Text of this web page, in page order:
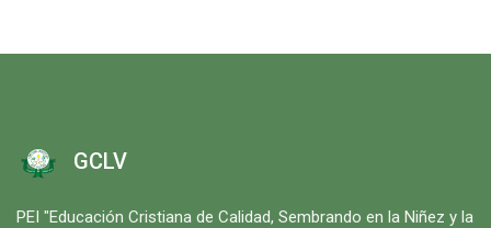
GCLV
PEI "Educación Cristiana de Calidad, Sembrando en la Niñez y la